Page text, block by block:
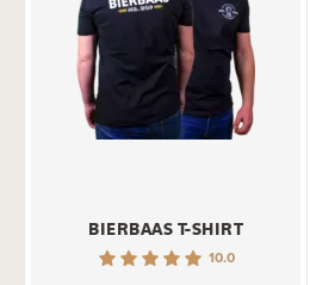
BIERBAAS T-SHIRT
10.0